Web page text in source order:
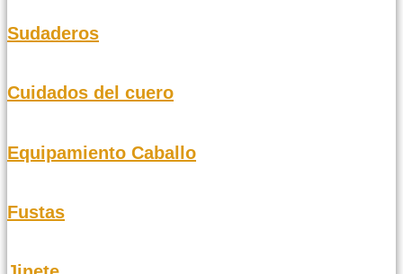
Sudaderos
Cuidados del cuero
Equipamiento Caballo
Fustas